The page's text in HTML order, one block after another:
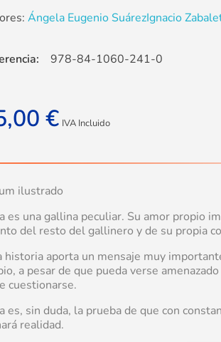
Ángela Eugenio SuárezIgnacio
€ IVA Incluido
ilustrado
es una gallina peculiar. Su amor propio
del resto del gallinero y de su propia
historia aporta un mensaje muy
a pesar de que pueda verse
cuestionarse.
es, sin duda, la prueba de que con
realidad.
978-84-1060-241-0